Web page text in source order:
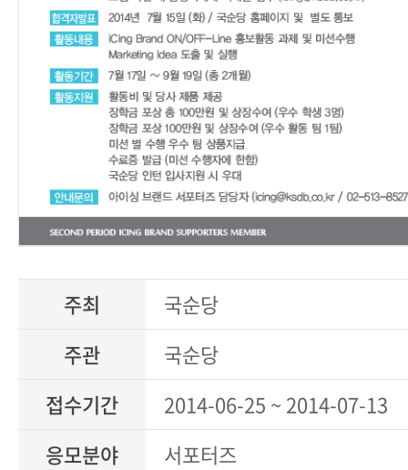
주최
국순당
주관
국순당
접수기간
2014-06-25 ~ 2014-07-13
응모분야
서포터즈